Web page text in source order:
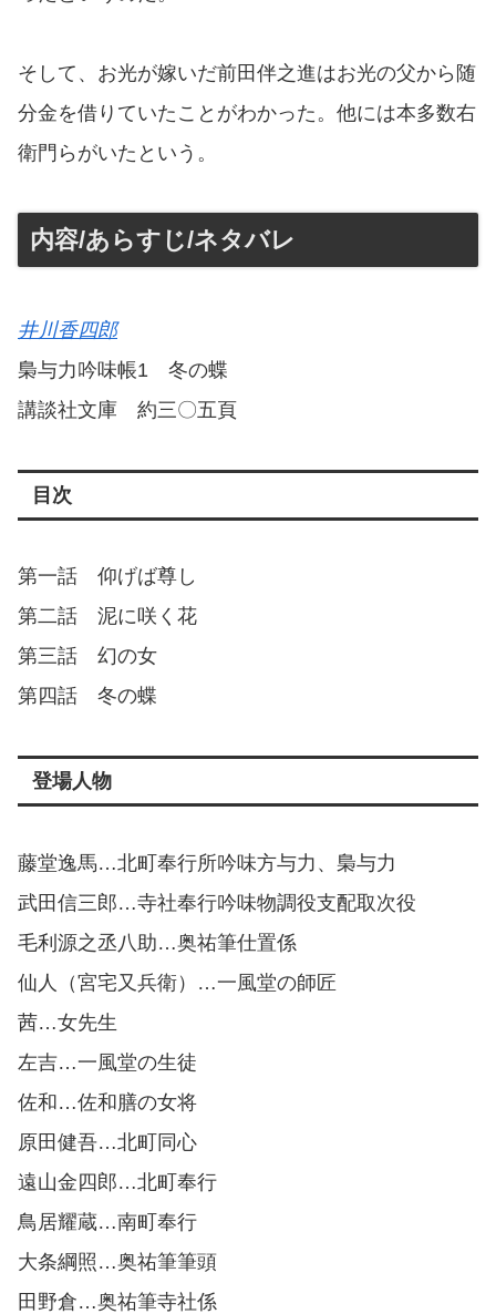
そして、お光が嫁いだ前田伴之進はお光の父から随
分金を借りていたことがわかった。他には本多数右
衛門らがいたという。
内容/あらすじ/ネタバレ
井川香四郎
梟与力吟味帳1 冬の蝶
講談社文庫 約三〇五頁
目次
第一話 仰げば尊し
第二話 泥に咲く花
第三話 幻の女
第四話 冬の蝶
登場人物
藤堂逸馬…北町奉行所吟味方与力、梟与力
武田信三郎…寺社奉行吟味物調役支配取次役
毛利源之丞八助…奥祐筆仕置係
仙人（宮宅又兵衛）…一風堂の師匠
茜…女先生
左吉…一風堂の生徒
佐和…佐和膳の女将
原田健吾…北町同心
遠山金四郎…北町奉行
鳥居耀蔵…南町奉行
大条綱照…奥祐筆筆頭
田野倉…奥祐筆寺社係